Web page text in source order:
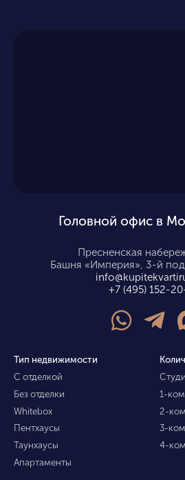
Головной офис в
Пресненская
Башня «Империя», 3-й
+7 (495) 152-
Тип недвижимости
С отделкой
Без отделки
Whitebox
Пентхаусы
Таунхаусы
Апартаменты
1-
2-
3-
4-